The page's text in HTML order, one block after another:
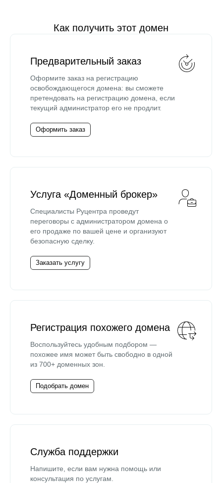
Как получить этот домен
Предварительный заказ
Оформите заказ на регистрацию
освобождающегося домена: вы сможете
претендовать на регистрацию домена, если
текущий администратор его не продлит.
Оформить заказ
Услуга «Доменный брокер»
Специалисты Руцентра проведут
переговоры с администратором домена о
его продаже по вашей цене и организуют
безопасную сделку.
Заказать услугу
Регистрация похожего домена
Воспользуйтесь удобным подбором —
похожее имя может быть свободно в одной
из 700+ доменных зон.
Подобрать домен
Служба поддержки
Напишите, если вам нужна помощь или
консультация по услугам.